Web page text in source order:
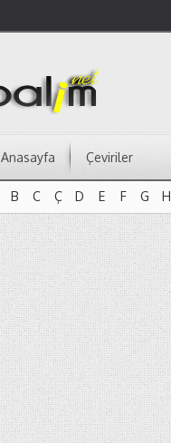
Anasayfa Çeviriler
B C Ç D E F G H
B C Ç D E F G H